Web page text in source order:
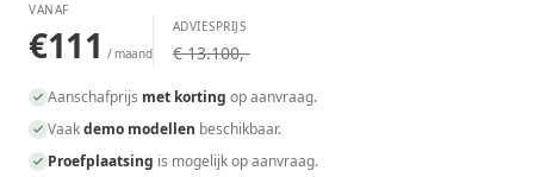
VANAF
€111 / maand
ADVIESPRIJS
€ 13.100,-
Aanschafprijs met korting op aanvraag.
Vaakdemo modellen beschikbaar.
Proefplaatsing is mogelijk op aanvraag.